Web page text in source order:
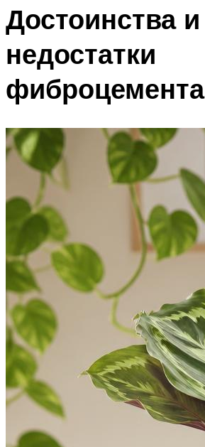
Достоинства и
недостатки
фиброцемента